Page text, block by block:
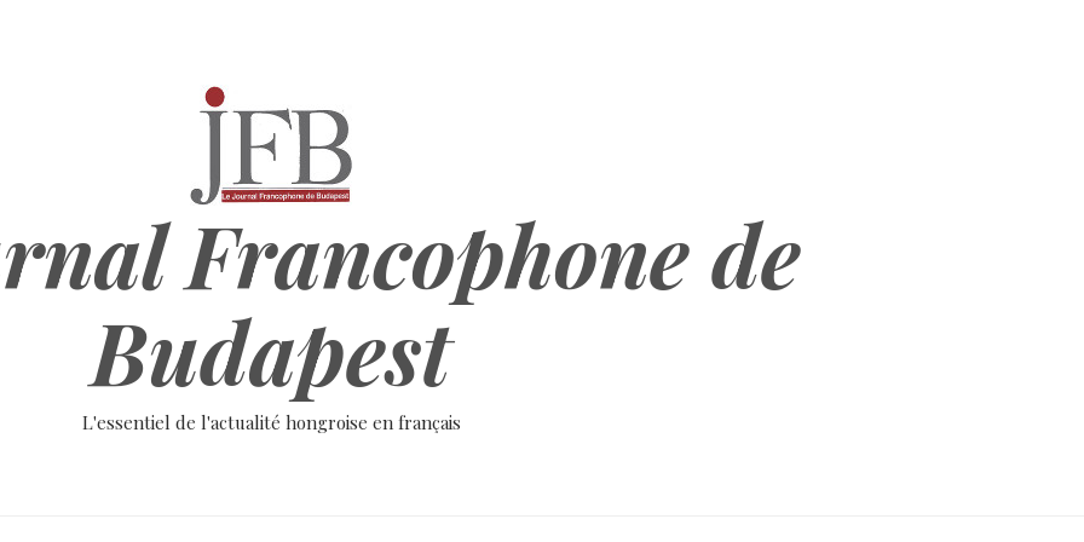
Francophone de
Budapest
L'essentiel de l'actualité hongroise en français